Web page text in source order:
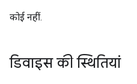
कोई नहीं.
डिवाइस की स्थितियां